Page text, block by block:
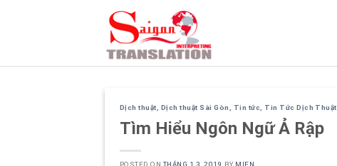
Dịch thuật Dịch thuật Sài Gòn Tin tức Tin Tức Dịch Thuật
Tìm Hiểu Ngôn Ngữ Ả Rập
POSTED ONTHÁNG 1 3, 2019 BY MIEN